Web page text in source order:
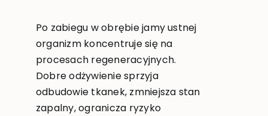
Po zabiegu w obrębie jamy ustnej
organizm koncentruje się na
procesach regeneracyjnych.
Dobre odżywienie sprzyja
odbudowie tkanek, zmniejsza stan
zapalny, ogranicza ryzyko